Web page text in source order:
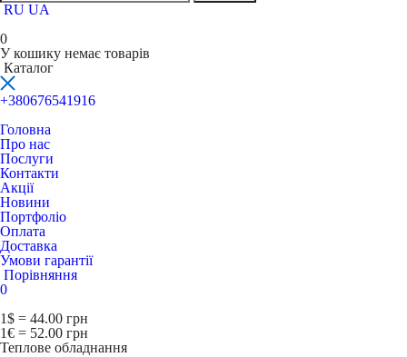
RU UA
0
У кошику немає товарів
Каталог
+380676541916
Головна
Про нас
Послуги
Контакти
Акції
Новини
Портфоліо
Оплата
Доставка
Умови гарантії
Порівняння
0
1$ = 44.00 грн
1€ = 52.00 грн
Теплове обладнання